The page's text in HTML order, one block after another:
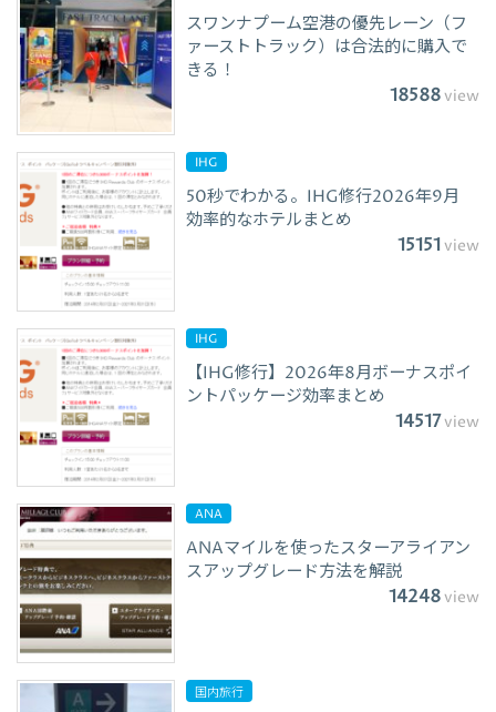
スワンナプーム空港の優先レーン（フ
ァーストトラック）は合法的に購入で
きる！
18588view
IHG
50秒でわかる。IHG修行2026年9月
効率的なホテルまとめ
15151view
IHG
【IHG修行】2026年8月ボーナスポイ
ントパッケージ効率まとめ
14517view
ANA
ANAマイルを使ったスターアライアン
スアップグレード方法を解説
14248view
国内旅行